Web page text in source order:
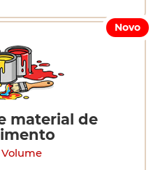
Novo
material de